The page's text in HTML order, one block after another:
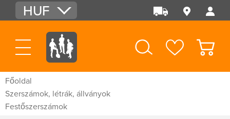
HUF
EUR
USD
Főoldal
Szerszámok, létrák, állványok
Festőszerszámok